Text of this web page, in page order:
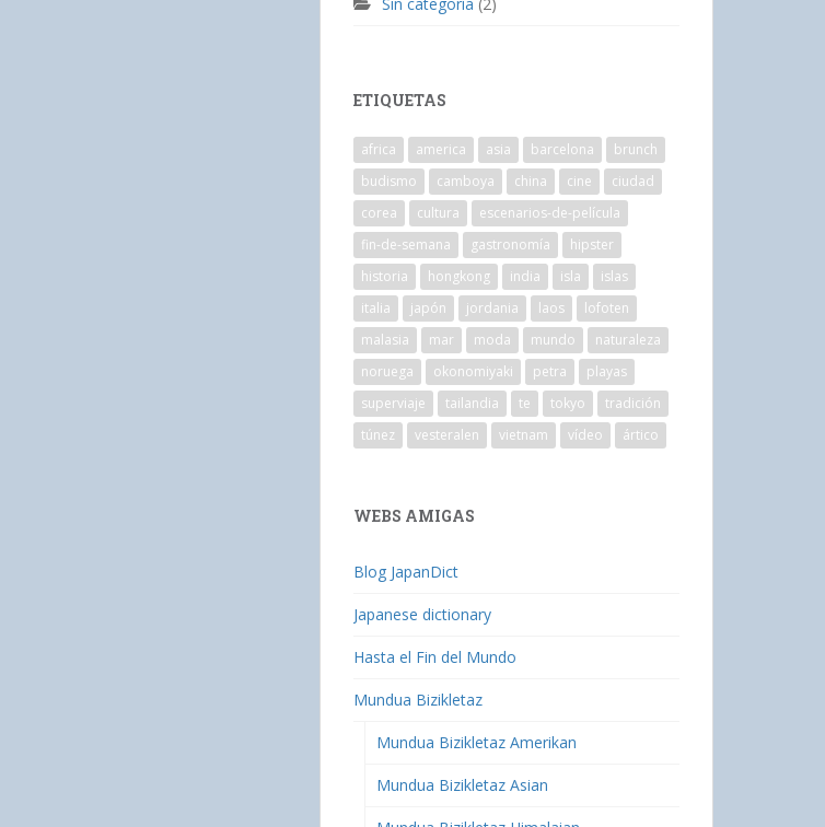
ETIQUETAS
africa america asia barcelona
brunch
budismo
camboya china cine
ciudad
corea
cultura
escenarios-de-película
fin-de-semana
gastronomía
hipster
historia
hongkong india isla
islas
italia
japón jordania laos
lofoten
malasia
mar moda mundo
naturaleza
noruega
okonomiyaki petra
playas
superviaje
tailandia te tokyo
tradición
túnez
vesteralen vietnam vídeo ártico
WEBS AMIGAS
Blog JapanDict
Japanese dictionary
Hasta el Fin del Mundo
Mundua Bizikletaz
Mundua Bizikletaz Amerikan
Mundua Bizikletaz Asian